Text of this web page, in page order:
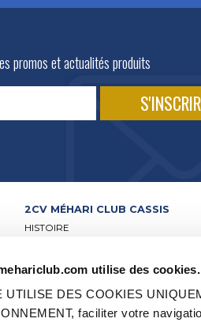
utilise des cookies.
UTILISE DES COOKIES
faciliter votre
promos et actualités produits
2CV MÉHARI CLUB CASSIS
HISTOIRE
VISITE DE NOS ATELIERS
RÉSEAU DISTRIBUTEURS
CERTIFICATIONS ET LABELS